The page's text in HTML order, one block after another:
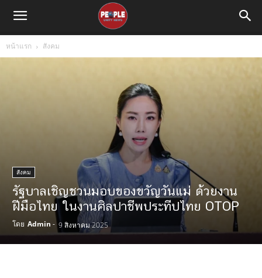
หน้าแรก สังคม
สังคม
รัฐบาลเชิญชวนมอบของขวัญวันแม่ ด้วยงาน
ฝีมือไทย ในงานศิลปาชีพประทีปไทย OTOP
โดย Admin - 9 สิงหาคม 2025